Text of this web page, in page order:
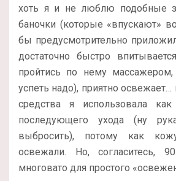
хоть я и не люблю подобные
баночки (которые «впускают»
бы предусмотрительно
достаточно быстро
пройтись по нему
успеть надо), приятно освежает…
средства я использовала
последующего ухода (ну
выбросить), потому как
освежали. Но, согласитесь,
многовато для простого